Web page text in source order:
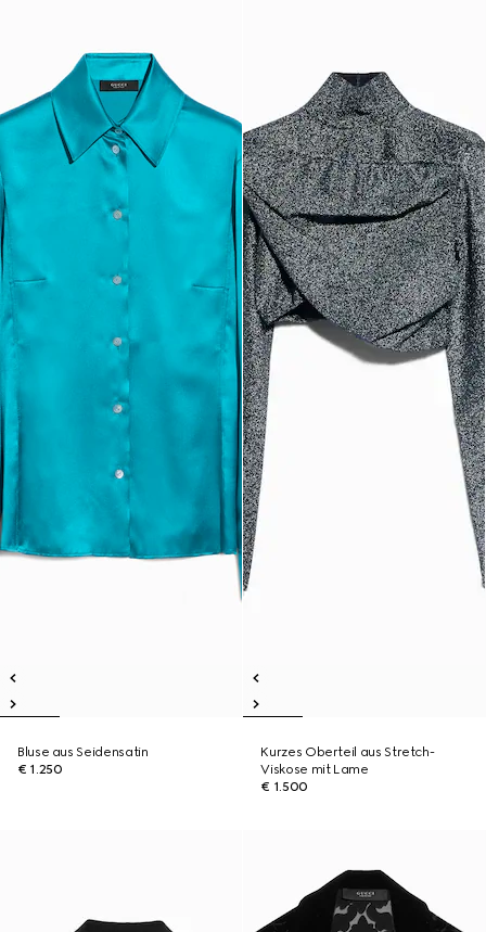
Bluse aus Seidensatin
€ 1.250
Kurzes Oberteil aus Stretch-
Viskose mit Lame
€ 1.500